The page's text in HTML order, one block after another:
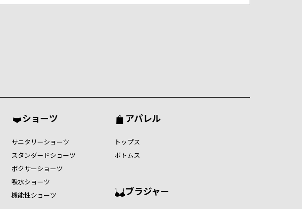
ショーツ
サニタリーショーツ
スタンダードショーツ
ボクサーショーツ
吸水ショーツ
機能性ショーツ
アパレル
トップス
ボトムス
ブラジャー